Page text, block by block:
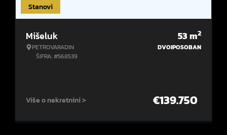
Stanovi
Mišeluk
PETROVARADIN
ŠIFRA: #568539
53m2
DVOIPOSOBAN
Više o nekretnini > €139.750